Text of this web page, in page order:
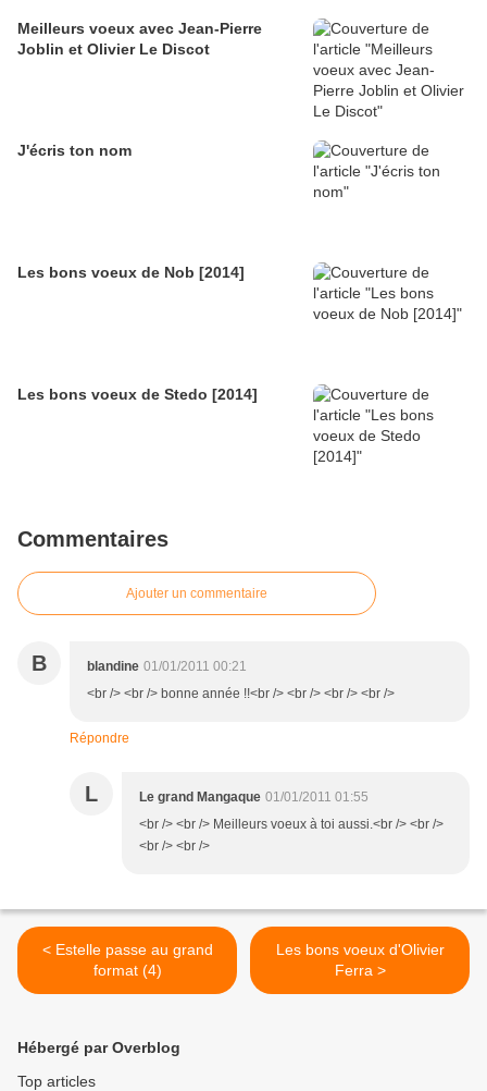
Meilleurs voeux avec Jean-Pierre
Joblin et Olivier Le Discot
J'écris ton nom
Les bons voeux de Nob [2014]
Les bons voeux de Stedo [2014]
Commentaires
Ajouter un commentaire
B blandine 01/01/2011 00:21
<br /> <br /> bonne année !!<br /> <br /> <br /> <br />
Répondre
L Le grand Mangaque 01/01/2011 01:55
<br /> <br /> Meilleurs voeux à toi aussi.<br /> <br />
<br /> <br />
< Estelle passe au grand
format (4)
Les bons voeux d'Olivier
Ferra >
Hébergé par Overblog
Top articles